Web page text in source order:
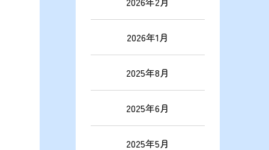
2026年1月
2025年8月
2025年6月
2025年5月